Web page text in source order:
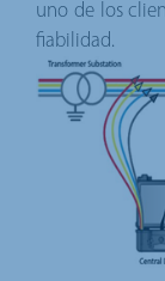
uno de los
fiabilidad.